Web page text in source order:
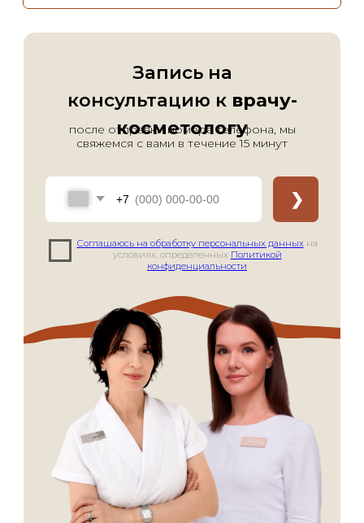
© 2026 ООО "Арт де ла ви"
ИНН 7702770123
ОГРН 1117746693767
окончательные, не являются
публичной офертой и носят
Администрация оставляет за собой
право изменять цены. Вы можете
уточнить стоимость по телефону.
Мы не рекомендуем использование
социальных сетей компании Meta:
Facebook и Instagram в связи с
признанием 21 марта 2022 Meta
Platforms Inc экстремистской
организацией по статье 282.2 УК РФ.